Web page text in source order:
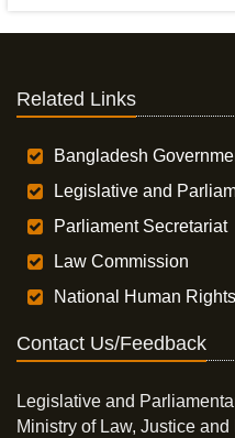
Related Links
Bangladesh
Legislative and
Parliament Secretariat
Law Commission
National Human
Contact Us/Feedback
Legislative and
Ministry of Law, Justice